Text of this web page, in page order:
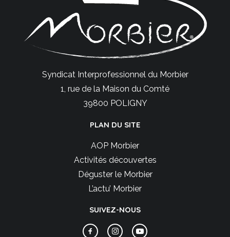
Syndicat Interprofessionnel du Morbier
1, rue de la Maison du Comté
39800 POLIGNY
PLAN DU SITE
AOP Morbier
Activités découvertes
Déguster le Morbier
L’actu’ Morbier
SUIVEZ-NOUS